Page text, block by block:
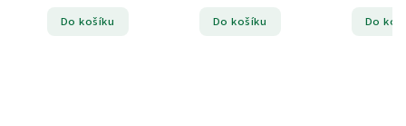
Do košíku Do košíku Do